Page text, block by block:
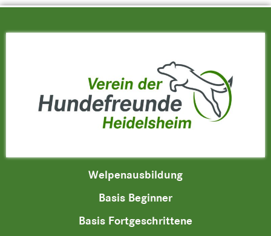
Welpenausbildung
Basis Beginner
Basis Fortgeschrittene